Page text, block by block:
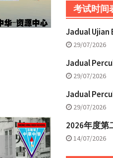
考试时间
Jadual Ujian
29/07/2026
Jadual
29/07/2026
Jadual
29/07/2026
2026年度第
14/07/2026